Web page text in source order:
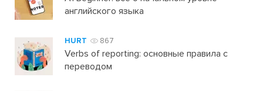
английского языка
HURT 867
Verbs of reporting: основные правила с
переводом